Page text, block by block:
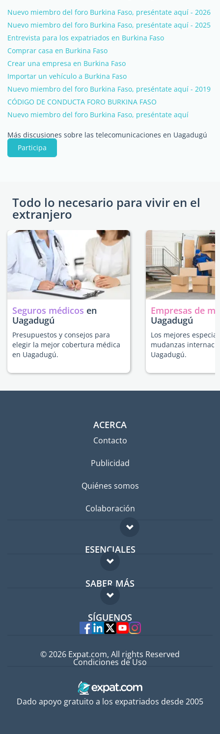
Nuevo miembro del foro Burkina Faso, preséntate aquí - 2026
Nuevo miembro del foro Burkina Faso, preséntate aquí - 2025
Entrevista para los expatriados en Burkina Faso
Comprar casa en Burkina Faso
Crear una empresa en Burkina Faso
Importar un vehículo a Burkina Faso
Nuevo miembro del foro Burkina Faso, preséntate aquí - 2019
CÓDIGO DE CONDUCTA FORO BURKINA FASO
Nuevo miembro del foro Burkina Faso, preséntate aquí
Más discusiones sobre las telecomunicaciones en Uagadugú
Participa
Todo lo necesario para vivir en el
extranjero
Seguros médicos en
Uagadugú
Presupuestos y consejos para
elegir la mejor cobertura médica
en Uagadugú.
Empresas de
Uagadugú
Los mejores
mudanzas
Uagadugú.
ACERCA
Contacto
Publicidad
Quiénes somos
Colaboración
ESENCIALES
Foro para expatriados
Guía para expatriados
Trabajos en el extranjero
SABER MÁS
FAQ
Expertos
SÍGUENOS
Dado apoyo gratuito a los expatriados desde 2005
© 2026 Expat.com, All rights Reserved
Condiciones de Uso